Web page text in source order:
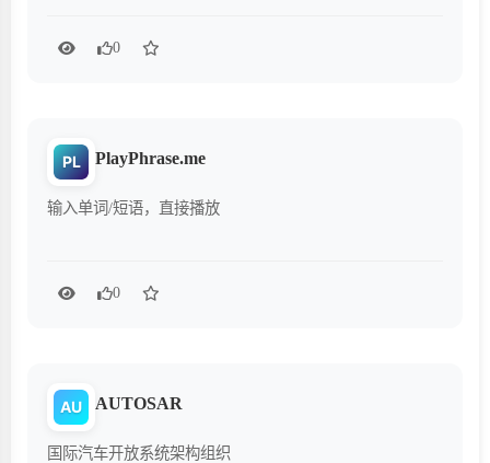
0
PL PlayPhrase.me
输入单词/短语，直接播放
0
AU AUTOSAR
国际汽车开放系统架构组织